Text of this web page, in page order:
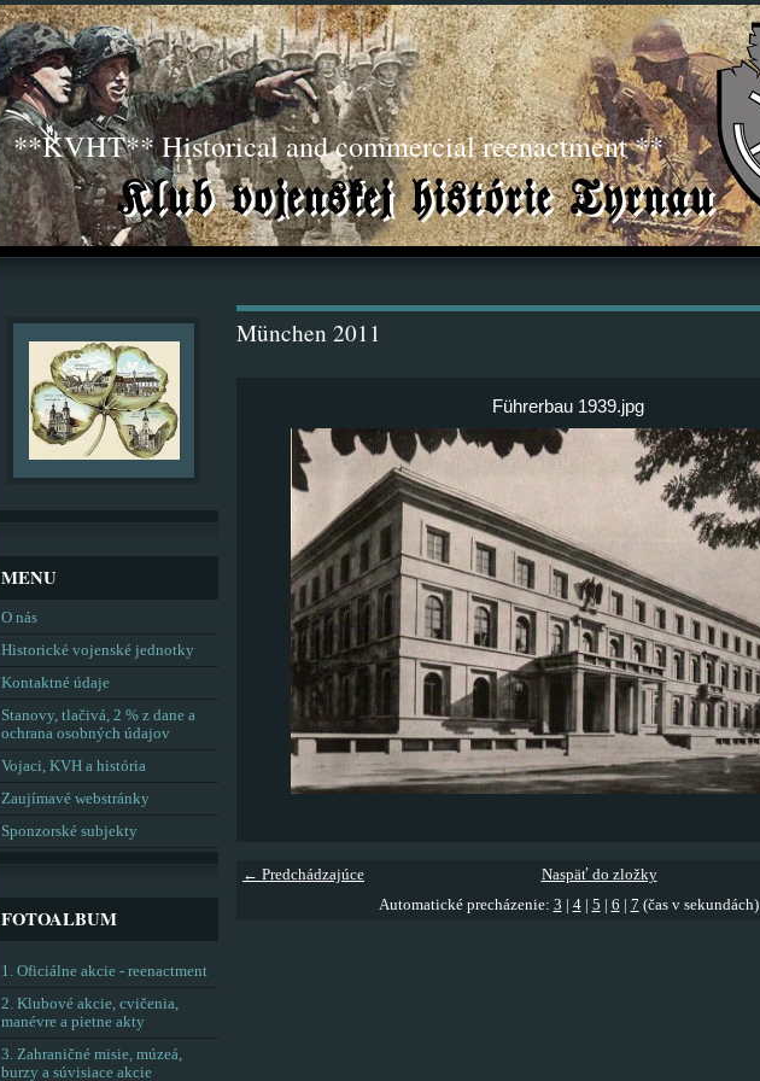
**KVHT** Historical and commercial reenactment **
München 2011
Führerbau 1939.jpg
← Predchádzajúce
Naspäť do zložky
Automatické precházenie: 3 4| 5 6 7 (čas v sekundách)
MENU
O nás
Historické vojenské jednotky
Kontaktné údaje
Stanovy, tlačivá, 2 % z dane a
ochrana osobných údajov
Vojaci, KVH a história
Zaujímavé webstránky
Sponzorské subjekty
FOTOALBUM
1. Oficiálne akcie - reenactment
2. Klubové akcie, cvičenia,
manévre a pietne akty
3. Zahraničné misie, múzeá,
burzy a súvisiace akcie